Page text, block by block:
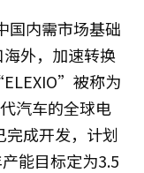
内需市场基础
外，加速转换
被称为
汽车的全球电
完成开发，计划
能目标定为3.5